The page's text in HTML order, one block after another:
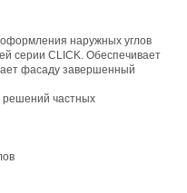
наружных углов
серии CLICK. Обеспечивает
фасаду завершенный
частных